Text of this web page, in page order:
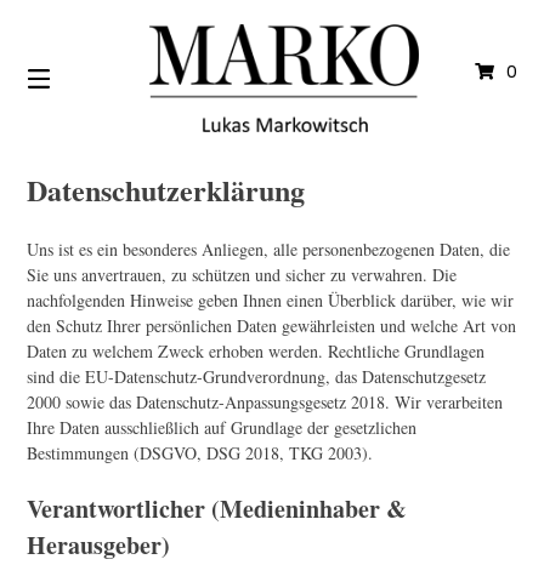
0
Datenschutzerklärung
Uns ist es ein besonderes Anliegen, alle personenbezogenen Daten, die
Sie uns anvertrauen, zu schützen und sicher zu verwahren. Die
nachfolgenden Hinweise geben Ihnen einen Überblick darüber, wie wir
den Schutz Ihrer persönlichen Daten gewährleisten und welche Art von
Daten zu welchem Zweck erhoben werden. Rechtliche Grundlagen
sind die EU-Datenschutz-Grundverordnung, das Datenschutzgesetz
2000 sowie das Datenschutz-Anpassungsgesetz 2018. Wir verarbeiten
Ihre Daten ausschließlich auf Grundlage der gesetzlichen
Bestimmungen (DSGVO, DSG 2018, TKG 2003).
Verantwortlicher (Medieninhaber &
Herausgeber)